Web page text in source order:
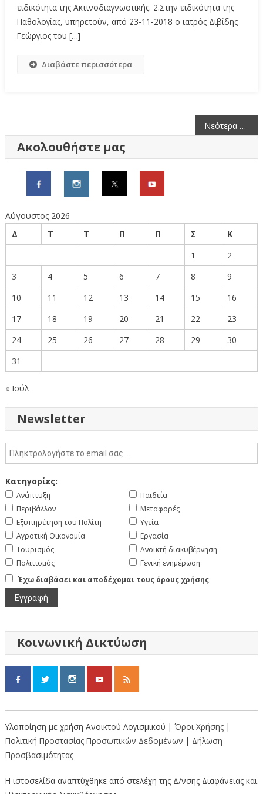
ειδικότητα της Ακτινοδιαγνωστικής. 2.Στην ειδικότητα της
Παθολογίας, υπηρετούν, από 23-11-2018 ο ιατρός Διβίδης
Γεώργιος του […]
Διαβάστε περισσότερα
άρθρων
Νεότερα άρθρα
Ακολουθήστε μας
Αύγουστος 2026
Δ
Τ Τ Π Π Σ
Κ
1
2
3
4 5 6 7 8
9
10
11 12 13 14 15
16
17
18 19 20 21 22
23
24
25 26 27 28 29
30
31
« Ιούλ
Newsletter
Κατηγορίες:
Ανάπτυξη
Περιβάλλον
Εξυπηρέτηση του Πολίτη
Αγροτική Οικονομία
Τουρισμός
Πολιτισμός
Παιδεία
Μεταφορές
Υγεία
Εργασία
Ανοικτή διακυβέρνηση
Γενική ενημέρωση
Έχω διαβάσει και αποδέχομαι τους όρους χρήσης
Κοινωνική Δικτύωση
Υλοποίηση με χρήση Ανοικτού Λογισμικού | Όροι Χρήσης |
Πολιτική Προστασίας Προσωπικών Δεδομένων | Δήλωση
Προσβασιμότητας
Η ιστοσελίδα αναπτύχθηκε από στελέχη της Δ/νσης Διαφάνειας και